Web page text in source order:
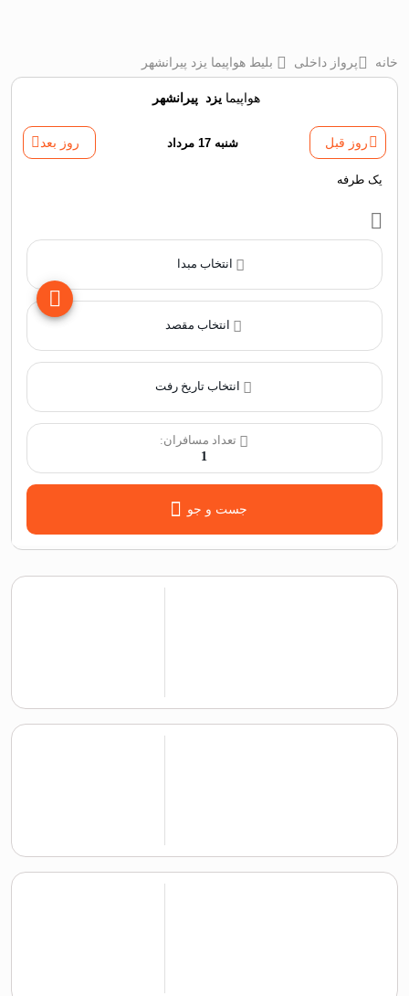
خانه پرواز داخلی بلیط هواپیما یزد پیرانشهر
هواپیما یزد پیرانشهر
روز قبل شنبه 17 مرداد روز بعد
یک طرفه
انتخاب مبدا
انتخاب مقصد
تعداد مسافران:
1
جست و جو